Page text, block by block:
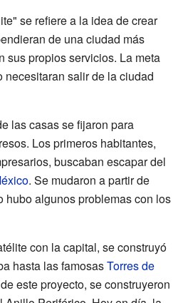
se refiere a la idea de crear
de una ciudad más
sus propios servicios. La meta
necesitaran salir de la ciudad
las casas se fijaron para
Los primeros habitantes,
buscaban escapar del
. Se mudaron a partir de
hubo algunos problemas con los
con la capital, se construyó
hasta las famosasTorres de
este proyecto, se construyeron